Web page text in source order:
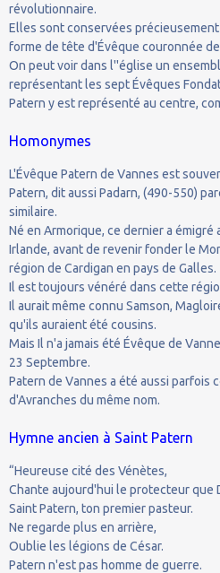
révolutionnaire.
Elles sont conservées
forme de tête d'Évêque couronnée
On peut voir dans l''église un
représentant les sept Évêques
Patern y est représenté au centre,
Homonymes
L'Évêque Patern de Vannes est
Patern, dit aussi Padarn, (490-550)
similaire.
Né en Armorique, ce dernier a émigré
Irlande, avant de revenir fonder le
région de Cardigan en pays de Galles.
Il est toujours vénéré dans cette
Il aurait même connu Samson,
qu'ils auraient été cousins.
Mais Il n'a jamais été Évêque de
23 Septembre.
Patern de Vannes a été aussi parfois
d'Avranches du même nom.
Hymne ancien à Saint Patern
“Heureuse cité des Vénètes,
Chante aujourd'hui le protecteur que
Saint Patern, ton premier pasteur.
Ne regarde plus en arrière,
Oublie les légions de César.
Patern n'est pas homme de guerre.